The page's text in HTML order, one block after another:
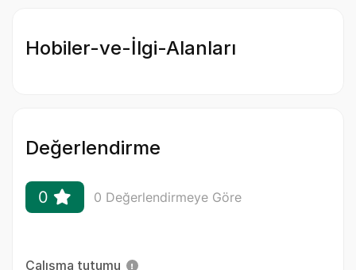
Hobiler-ve-İlgi-Alanları
Değerlendirme
0 0 Değerlendirmeye Göre
Çalışma tutumu